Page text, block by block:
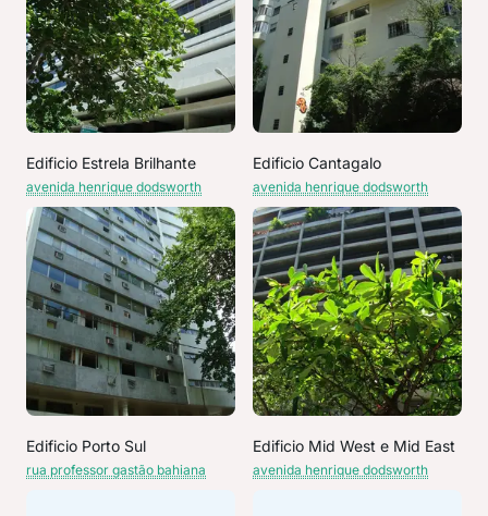
Edificio Estrela Brilhante
avenida henrique dodsworth
Edificio Cantagalo
avenida henrique dodsworth
Edificio Porto Sul
rua professor gastão bahiana
Edificio Mid West e Mid East
avenida henrique dodsworth